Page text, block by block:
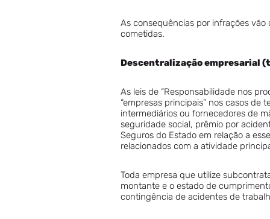
As consequências por infrações
cometidas.
Descentralização empresarial
As leis de “Responsabilidade nos
“empresas principais” nos casos
intermediários ou fornecedores de
seguridade social, prêmio por
Seguros do Estado em relação a
relacionados com a atividade
Toda empresa que utilize
montante e o estado de
contingência de acidentes de